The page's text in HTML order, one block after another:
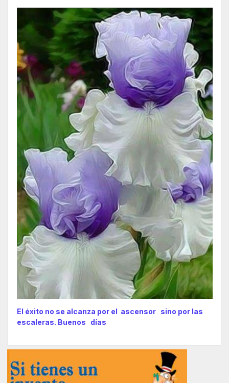
El éxito no se alcanza por el ascensor sino por las
escaleras. Buenos días